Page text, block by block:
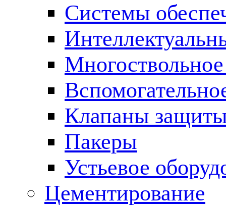
Cистемы
Клапаны
Пакеры
Устьевое
Цементирование